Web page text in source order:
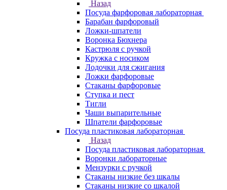
Назад
Посуда фарфоровая лабораторная
Барабан фарфоровый
Ложки-шпатели
Воронка Бюхнера
Кастрюля с ручкой
Кружка с носиком
Лодочки для сжигания
Ложки фарфоровые
Стаканы фарфоровые
Ступка и пест
Тигли
Чаши выпарительные
Шпатели фарфоровые
Посуда пластиковая лабораторная
Назад
Посуда пластиковая лабораторная
Воронки лабораторные
Мензурки с ручкой
Стаканы низкие без шкалы
Стаканы низкие со шкалой